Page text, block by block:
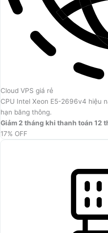
Cloud VPS giá rẻ
CPU Intel Xeon E5-2696v4 hiệu
hạn băng thông.
Giảm 2 tháng khi thanh toán 12
17% OFF